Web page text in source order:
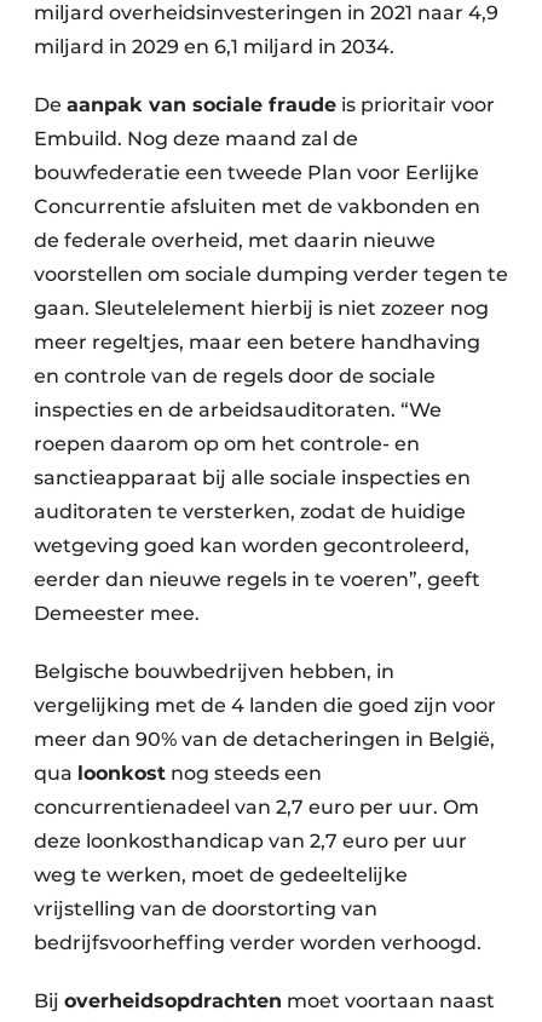
miljard overheidsinvesteringen in 2021 naar 4,9
miljard in 2029 en 6,1 miljard in 2034.
De aanpak van sociale fraude is prioritair voor
Embuild. Nog deze maand zal de
bouwfederatie een tweede Plan voor Eerlijke
Concurrentie afsluiten met de vakbonden en
de federale overheid, met daarin nieuwe
voorstellen om sociale dumping verder tegen te
gaan. Sleutelelement hierbij is niet zozeer nog
meer regeltjes, maar een betere handhaving
en controle van de regels door de sociale
inspecties en de arbeidsauditoraten. “We
roepen daarom op om het controle- en
sanctieapparaat bij alle sociale inspecties en
auditoraten te versterken, zodat de huidige
wetgeving goed kan worden gecontroleerd,
eerder dan nieuwe regels in te voeren”, geeft
Demeester mee.
Belgische bouwbedrijven hebben, in
vergelijking met de 4 landen die goed zijn voor
meer dan 90% van de detacheringen in België,
qua loonkost nog steeds een
concurrentienadeel van 2,7 euro per uur. Om
deze loonkosthandicap van 2,7 euro per uur
weg te werken, moet de gedeeltelijke
vrijstelling van de doorstorting van
bedrijfsvoorheffing verder worden verhoogd.
Bij overheidsopdrachten moet voortaan naast